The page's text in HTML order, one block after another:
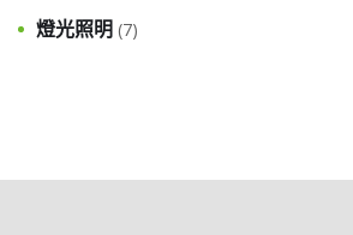
燈光照明 (7)